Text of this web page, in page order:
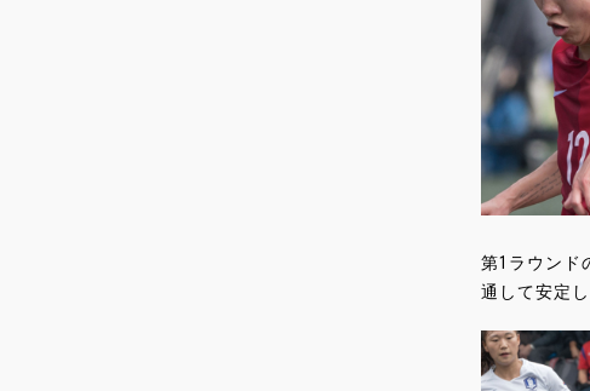
第1ラウンド
通して安定